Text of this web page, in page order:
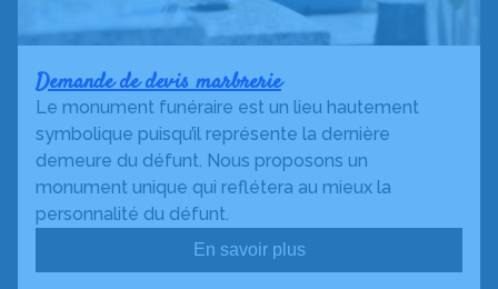
Demande de devis marbrerie
Le monument funéraire est un lieu hautement
symbolique puisqu’il représente la dernière
demeure du défunt. Nous proposons un
monument unique qui reflétera au mieux la
personnalité du défunt.
En savoir plus